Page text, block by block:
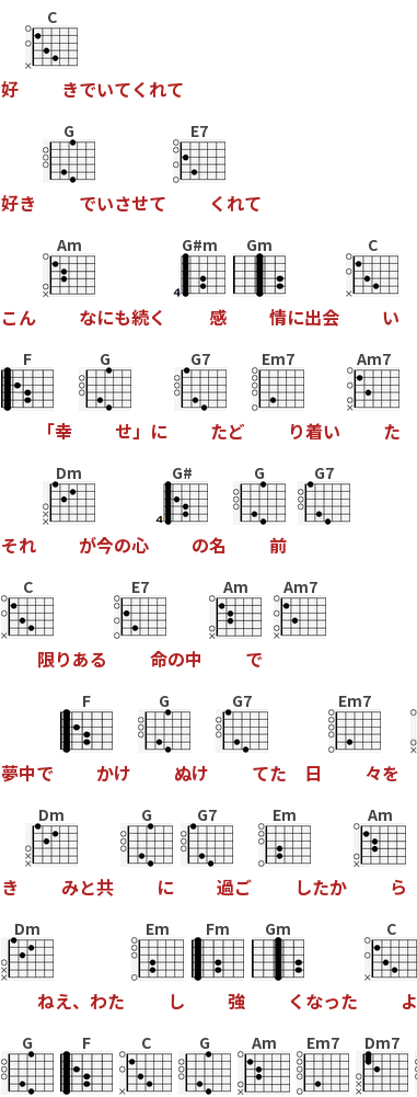
好
C
きでいてく れて
好き
G
でいさせて
E7
く れて
こん
Am
なにも続く
G#m
感
Gm
情に出会
C
い
F
「幸
G
せ」 に
G7
たど
Em7
り着い
Am7
た
それ
Dm
が今の心
G#
の名
G
前
G7
C
限りある
E7
命の中
Am
で
Am7
夢中で
F
かけ
G
ぬけ
G7
てた 日
Em7
々を
き
Dm
みと共
G
に
G7
過ご
Em
したか
Am
ら
Dm
ねえ、 わた
Em
し
Fm
強
Gm
く なった
C
よ
G F C G Am Em7 Dm7